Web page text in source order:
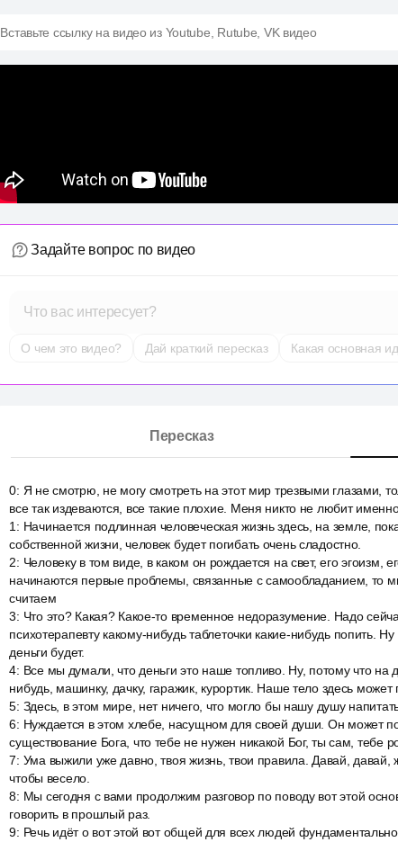
Вставьте ссылку на видео из Youtube, Rutube, VK видео
Задайте вопрос по видео
Что вас интересует?
О чем это видео? Дай краткий пересказ Какая основная
Пересказ
0: Я не смотрю, не могу смотреть на этот мир трезвыми глазами,
все так издеваются, все такие плохие. Меня никто не любит
1 : Начинается подлинная человеческая жизнь здесь, на земле,
собственной жизни, человек будет погибать очень сладостно.
2: Человеку в том виде, в каком он рождается на свет, его эгоизм,
начинаются первые проблемы, связанные с самообладанием, то
считаем
3: Что это? Какая? Какое-то временное недоразумение. Надо
психотерапевту какому-нибудь таблеточки какие-нибудь попить.
деньги будет.
4: Все мы думали, что деньги это наше топливо. Ну, потому что на
нибудь, машинку, дачку, гаражик, курортик. Наше тело здесь
5: Здесь, в этом мире, нет ничего, что могло бы нашу душу
6: Нуждается в этом хлебе, насущном для своей души. Он может
существование Бога, что тебе не нужен никакой Бог, ты сам, тебе
7: Ума выжили уже давно, твоя жизнь, твои правила. Давай, давай,
чтобы весело.
8: Мы сегодня с вами продолжим разговор по поводу вот этой
говорить в прошлый раз.
9: Речь идёт о вот этой вот общей для всех людей